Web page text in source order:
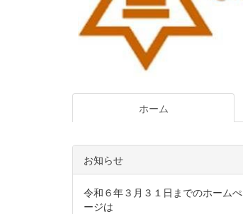
ホーム
お知らせ
令和６年３月３１日までのホームぺ
ージは